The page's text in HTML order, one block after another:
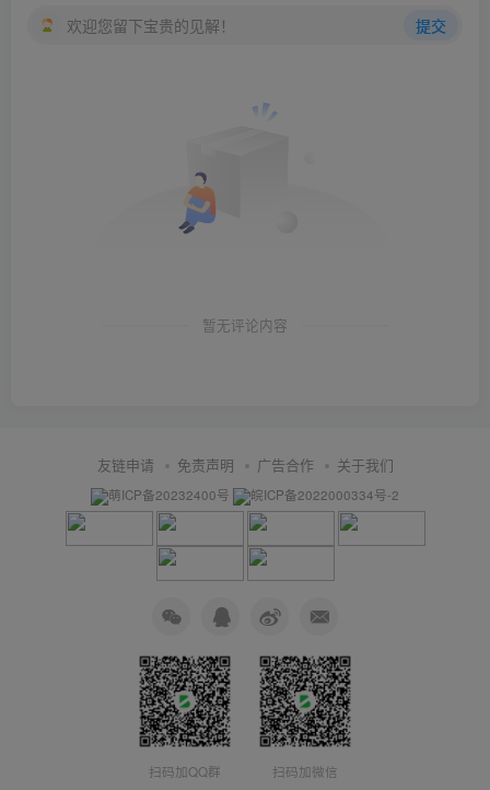
欢迎您留下宝贵的见解！ 提交
暂无评论内容
友链申请 免责声明 广告合作 关于我们
萌ICP备20232400号 皖ICP备2022000334号-2
扫码加QQ群 扫码加微信